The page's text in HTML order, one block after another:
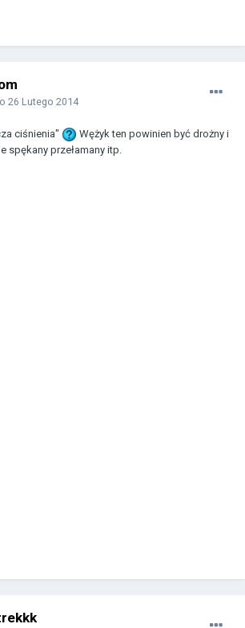
26 Lutego 2014
ciśnienia"
Wężyk ten powinien być drożny i
spękany przełamany itp.